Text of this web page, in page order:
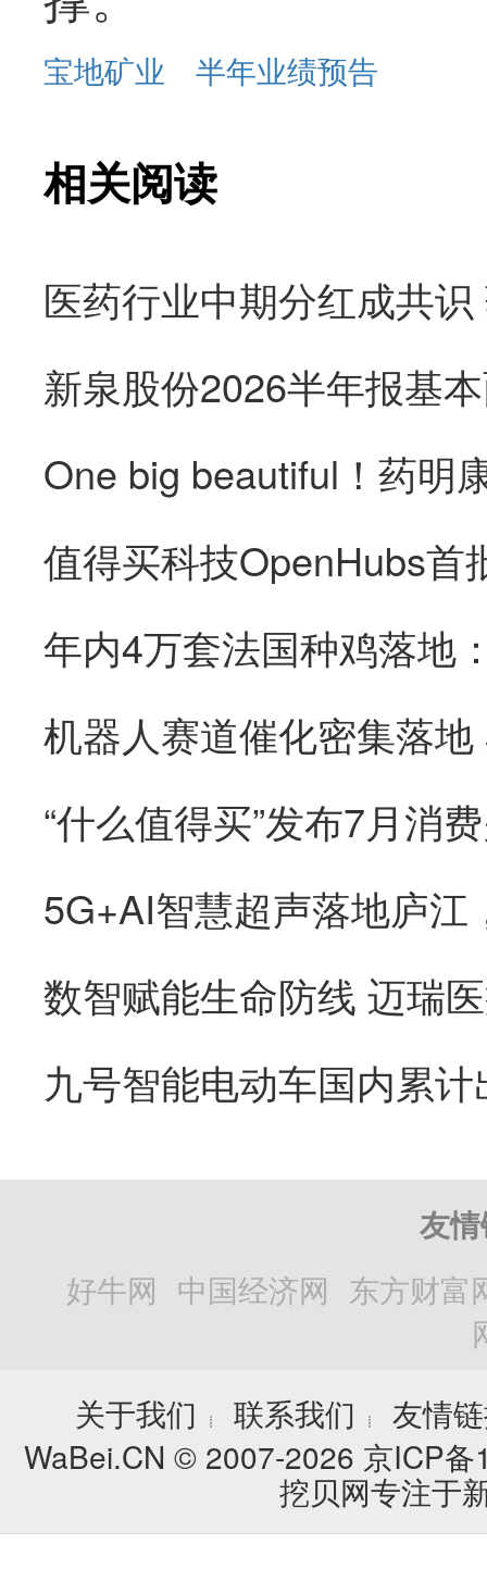
宝地矿业 半年业绩预告
相关阅读
医药行业中期分红成共
“什么值得买”发布7月消
友
好牛网 中国经济网 东方财富
关于我们
┊ 联系我们 ┊
友情
WaBei.CN © 2007-2026 京ICP
挖贝网专注于